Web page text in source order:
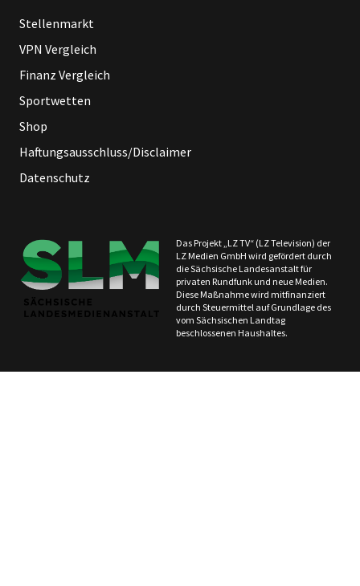
Stellenmarkt
VPN Vergleich
Finanz Vergleich
Sportwetten
Shop
Haftungsausschluss/Disclaimer
Datenschutz
Das Projekt „LZ TV“ (LZ Television) der
LZ Medien GmbH wird gefördert durch
die Sächsische Landesanstalt für
privaten Rundfunk und neue Medien.
Diese Maßnahme wird mitfinanziert
durch Steuermittel auf Grundlage des
vom Sächsischen Landtag
beschlossenen Haushaltes.